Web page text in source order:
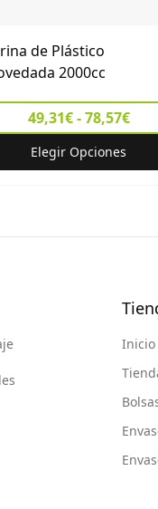
de Plástico
2000cc
49,31€ - 78,57€
Elegir Opciones
Inicio